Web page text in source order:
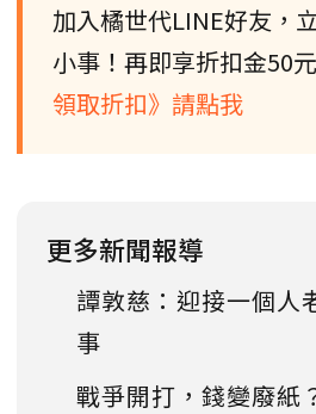
加入橘世代LINE好友，
小事！再即享折扣金50元
領取折扣》請點我
更多新聞報導
譚敦慈：迎接一個人
事
戰爭開打，錢變廢紙